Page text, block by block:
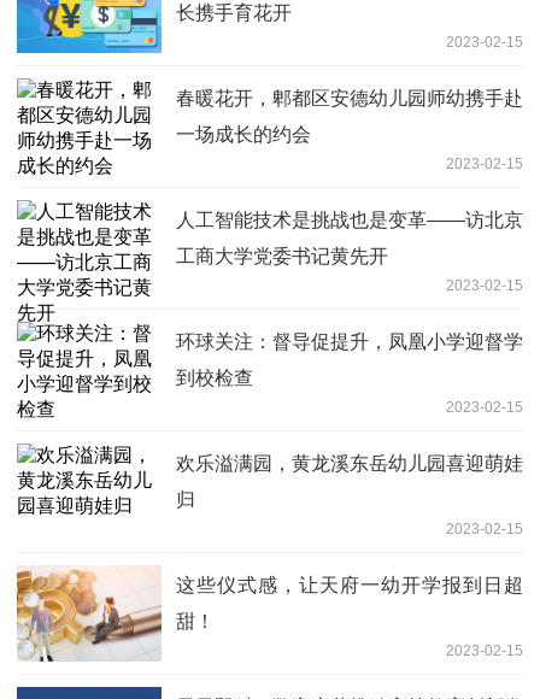
长携手育花开
2023-02-15
春暖花开，郫都区安德幼儿园师幼携手赴
一场成长的约会
2023-02-15
人工智能技术是挑战也是变革——访北京
工商大学党委书记黄先开
2023-02-15
环球关注：督导促提升，凤凰小学迎督学
到校检查
2023-02-15
欢乐溢满园，黄龙溪东岳幼儿园喜迎萌娃
归
2023-02-15
这些仪式感，让天府一幼开学报到日超
甜！
2023-02-15